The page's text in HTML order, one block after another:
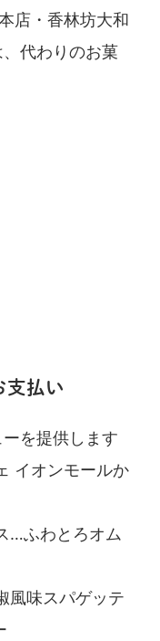
店・香林坊大和
代わりのお菓
支払い
を提供します
イオンモールか
…ふわとろオム
風味スパゲッテ